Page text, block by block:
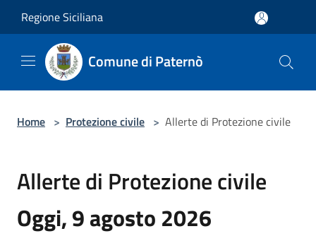
Regione Siciliana
Comune di Paternò
Home > Protezione civile > Allerte di Protezione civile
Allerte di Protezione civile
Oggi, 9 agosto 2026